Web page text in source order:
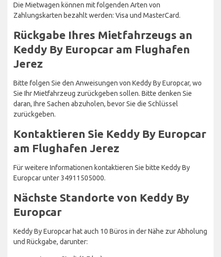
Die Mietwagen können mit folgenden Arten von
Zahlungskarten bezahlt werden: Visa und MasterCard.
Rückgabe Ihres Mietfahrzeugs an
Keddy By Europcar am Flughafen
Jerez
Bitte folgen Sie den Anweisungen von Keddy By Europcar, wo
Sie Ihr Mietfahrzeug zurückgeben sollen. Bitte denken Sie
daran, Ihre Sachen abzuholen, bevor Sie die Schlüssel
zurückgeben.
Kontaktieren Sie Keddy By Europcar
am Flughafen Jerez
Für weitere Informationen kontaktieren Sie bitte Keddy By
Europcar unter 34911505000.
Nächste Standorte von Keddy By
Europcar
Keddy By Europcar hat auch 10 Büros in der Nähe zur Abholung
und Rückgabe, darunter: